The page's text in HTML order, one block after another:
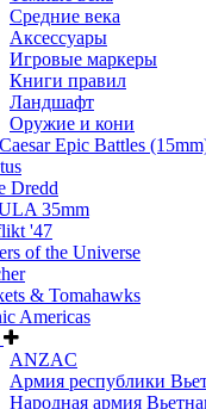
Средние века
Аксессуары
Игровые маркеры
Книги правил
Ландшафт
Оружие и кони
Epic Battles
Dredd
35mm
'47
of the Universe
& Tomahawks
Americas
ANZAC
Армия республики
Народная армия